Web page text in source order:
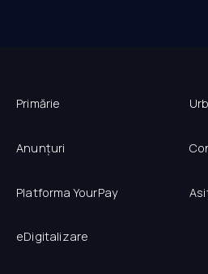
Primărie
Anunțuri
Platforma YourPay
eDigitalizare